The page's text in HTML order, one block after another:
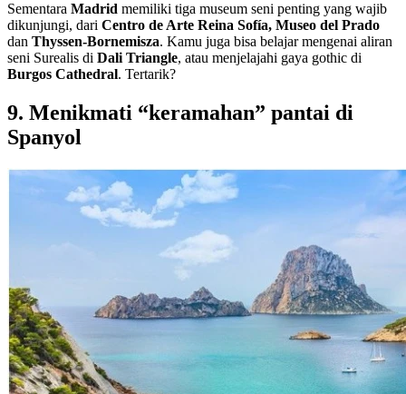
Sementara Madrid memiliki tiga museum seni penting yang wajib
dikunjungi, dari Centro de Arte Reina Sofía, Museo del Prado
dan Thyssen-Bornemisza. Kamu juga bisa belajar mengenai aliran
seni Surealis di Dali Triangle, atau menjelajahi gaya gothic di
Burgos Cathedral. Tertarik?
9. Menikmati “keramahan” pantai di
Spanyol